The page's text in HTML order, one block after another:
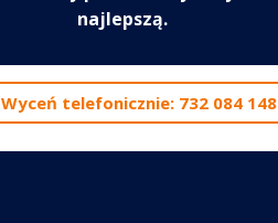
najlepszą.
Wyceń telefonicznie: 732 084 148